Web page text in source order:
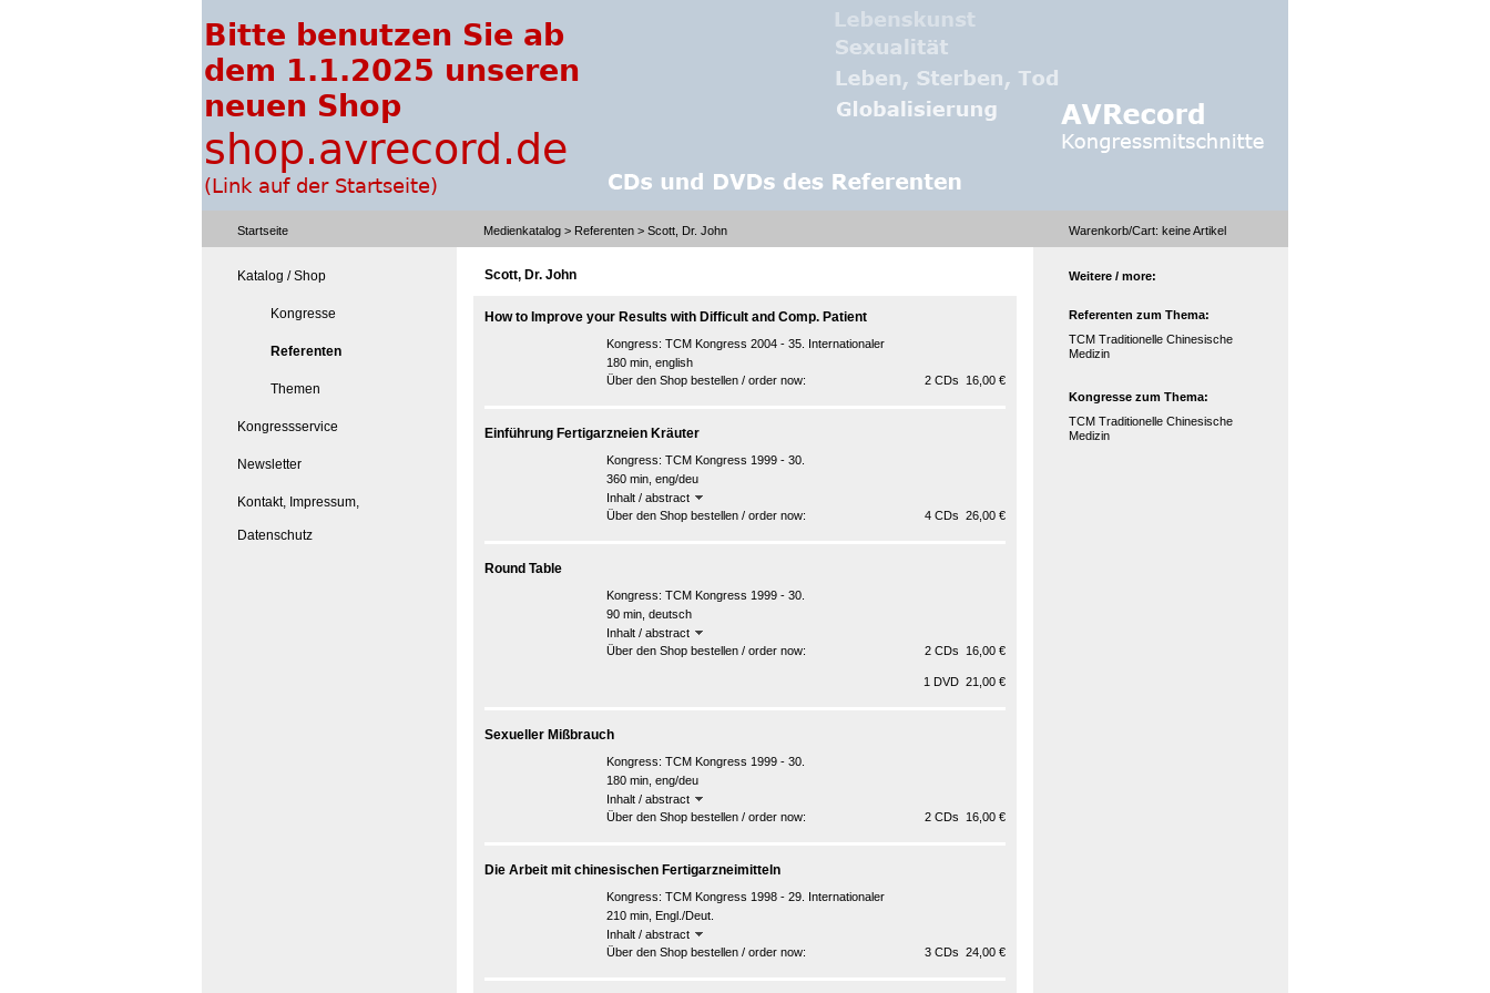
Startseite Medienkatalog > Referenten > Scott, Dr. John Warenkorb/Cart: keineArtikel
Katalog / Shop
Kongresse
Referenten
Themen
Kongressservice
Newsletter
Kontakt, Impressum,
Datenschutz
Scott, Dr. John
How to Improve your Results with Difficult and Comp. Patient
Kongress: TCM Kongress 2004 - 35. Internationaler
180 min, english
Über den Shop bestellen / order now:
2 CDs 16,00 €
Einführung Fertigarzneien Kräuter
Kongress: TCM Kongress 1999 - 30.
360 min, eng/deu
Inhalt / abstract
Über den Shop bestellen / order now:
4 CDs 26,00 €
Round Table
Kongress: TCM Kongress 1999 - 30.
90 min, deutsch
Inhalt / abstract
Über den Shop bestellen / order now:
2 CDs 16,00 €
1 DVD 21,00 €
Sexueller Mißbrauch
Kongress: TCM Kongress 1999 - 30.
180 min, eng/deu
Inhalt / abstract
Über den Shop bestellen / order now:
2 CDs 16,00 €
Die Arbeit mit chinesischen Fertigarzneimitteln
Kongress: TCM Kongress 1998 - 29. Internationaler
210 min, Engl./Deut.
Inhalt / abstract
Über den Shop bestellen / order now:
3 CDs 24,00 €
Weitere / more:
Referenten zum Thema:
TCM Traditionelle Chinesische
Medizin
Kongresse zum Thema:
TCM Traditionelle Chinesische
Medizin